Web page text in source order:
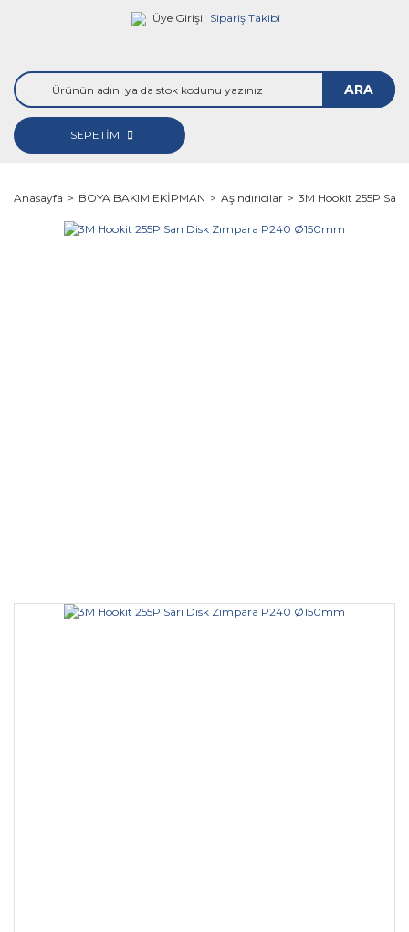
Üye Girişi Sipariş Takibi
ARA
SEPETİM
Anasayfa BOYA BAKIM EKİPMAN Aşındırıcılar 3M Hookit 255P